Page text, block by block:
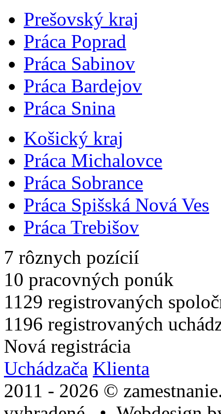
Prešovský kraj
Práca Poprad
Práca Sabinov
Práca Bardejov
Práca Snina
Košický kraj
Práca Michalovce
Práca Sobrance
Práca Spišská Nová Ves
Práca Trebišov
7 rôznych pozícií
10 pracovných ponúk
1129 registrovaných
1196 registrovaných
Nová registrácia
Uchádzača Klienta
2011 - 2026 ©